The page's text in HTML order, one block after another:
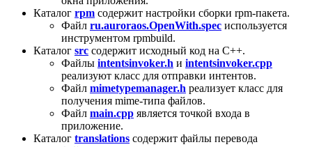
Каталог rpm содержит настройки сборки rpm-пакета.
Файл ru.auroraos.OpenWith.spec используется
инструментом rpmbuild.
Каталог src содержит исходный код на C++.
Файлы intentsinvoker.h и intentsinvoker.cpp
реализуют класс для отправки интентов.
Файл mimetypemanager.h реализует класс для
получения mime-типа файлов.
Файл main.cpp является точкой входа в
приложение.
Каталог translations содержит файлы перевода